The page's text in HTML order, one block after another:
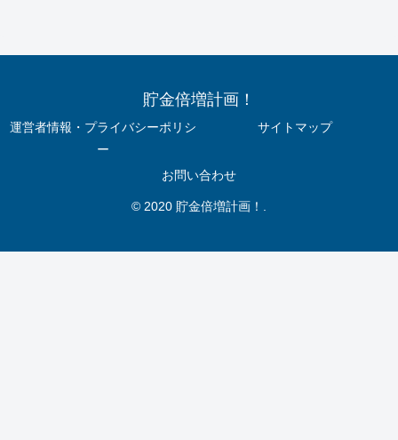
貯金倍増計画！
運営者情報・プライバシーポリシ
ー
サイトマップ
お問い合わせ
© 2020 貯金倍増計画！.